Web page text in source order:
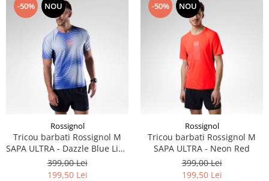
-50% NOU
Rossignol
Tricou barbati Rossignol M
SAPA ULTRA - Dazzle Blue Line
Fogg
399,00 Lei
199,50 Lei
-50% NOU
Rossignol
Tricou barbati Rossignol M
SAPA ULTRA - Neon Red
399,00 Lei
199,50 Lei